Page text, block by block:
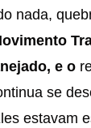
nada,
e o
se
estavam